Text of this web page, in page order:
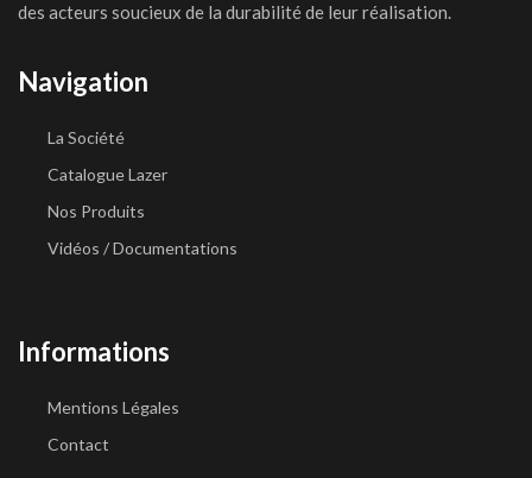
des acteurs soucieux de la durabilité de leur réalisation.
Navigation
La Société
Catalogue Lazer
Nos Produits
Vidéos / Documentations
Informations
Mentions Légales
Contact